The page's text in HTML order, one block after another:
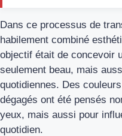
Dans ce processus de
habilement combiné
objectif était de concevoir
seulement beau, mais
quotidiennes. Des
dégagés ont été pensés
yeux, mais aussi pour
quotidien.